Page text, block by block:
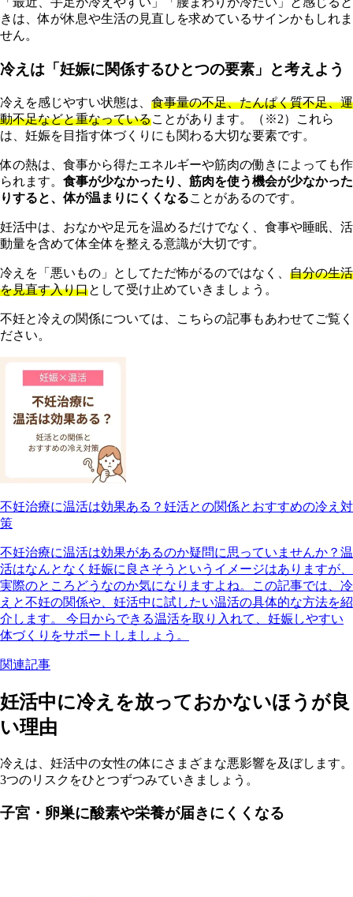
きは、体が休息や生活の見直しを求めているサインかもしれま
せん。
冷えは「妊娠に関係するひとつの要素」と考えよう
冷えを感じやすい状態は、 食事量の不足、たんぱく質不足、運
動不足などと重なっていることがあります。（※2）これら
は、妊娠を目指す体づくりにも関わる大切な要素です。
体の熱は、食事から得たエネルギーや筋肉の働きによっても作
られます。 食事が少なかったり、筋肉を使う機会が少なかった
りすると、体が温まりにくくなることがあるのです。
妊活中は、おなかや足元を温めるだけでなく、食事や睡眠、活
動量を含めて体全体を整える意識が大切です。
冷えを「悪いもの」としてただ怖がるのではなく、 自分の生活
を見直す入り口として受け止めていきましょう。
不妊と冷えの関係については、こちらの記事もあわせてご覧く
ださい。
不妊治療に温活は効果ある？妊活との関係とおすすめの冷え対
策
不妊治療に温活は効果があるのか疑問に思っていませんか？温
活はなんとなく妊娠に良さそうというイメージはありますが、
実際のところどうなのか気になりますよね。この記事では、冷
えと不妊の関係や、妊活中に試したい温活の具体的な方法を紹
介します。 今日からできる温活を取り入れて、妊娠しやすい
体づくりをサポートしましょう。
関連記事
妊活中に冷えを放っておかないほうが良
い理由
冷えは、妊活中の女性の体にさまざまな悪影響を及ぼします。
3つのリスクをひとつずつみていきましょう。
子宮・卵巣に酸素や栄養が届きにくくなる